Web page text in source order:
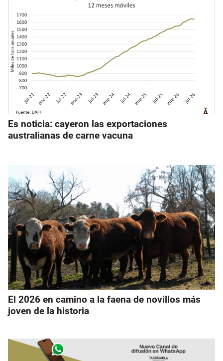
Es noticia: cayeron las exportaciones
australianas de carne vacuna
El 2026 en camino a la faena de novillos más
joven de la historia